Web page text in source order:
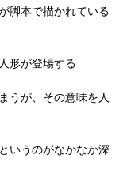
脚本で描かれている
形が登場する
うが、その意味を人
いうのがなかなか深